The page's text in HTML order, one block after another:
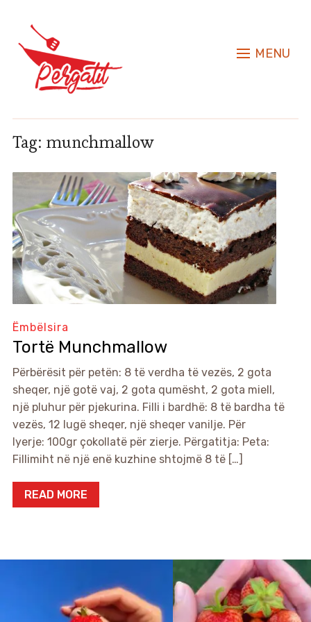
MENU
Tag: munchmallow
Ëmbëlsira
Tortë Munchmallow
Përbërësit për petën: 8 të verdha të vezës, 2 gota
sheqer, një gotë vaj, 2 gota qumësht, 2 gota miell,
një pluhur për pjekurina. Filli i bardhë: 8 të bardha të
vezës, 12 lugë sheqer, një sheqer vanilje. Për
lyerje: 100gr çokollatë për zierje. Përgatitja: Peta:
Fillimiht në një enë kuzhine shtojmë 8 të […]
READ MORE